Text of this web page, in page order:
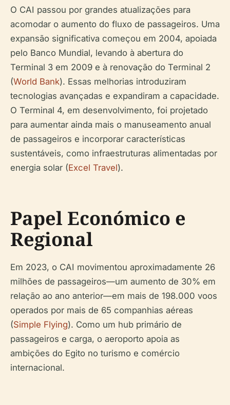
O CAI passou por grandes atualizações para
acomodar o aumento do fluxo de passageiros. Uma
expansão significativa começou em 2004, apoiada
pelo Banco Mundial, levando à abertura do
Terminal 3 em 2009 e à renovação do Terminal 2
(World Bank). Essas melhorias introduziram
tecnologias avançadas e expandiram a capacidade.
O Terminal 4, em desenvolvimento, foi projetado
para aumentar ainda mais o manuseamento anual
de passageiros e incorporar características
sustentáveis, como infraestruturas alimentadas por
energia solar (Excel Travel).
Papel Económico e
Regional
Em 2023, o CAI movimentou aproximadamente 26
milhões de passageiros—um aumento de 30% em
relação ao ano anterior—em mais de 198.000 voos
operados por mais de 65 companhias aéreas
(Simple Flying). Como um hub primário de
passageiros e carga, o aeroporto apoia as
ambições do Egito no turismo e comércio
internacional.